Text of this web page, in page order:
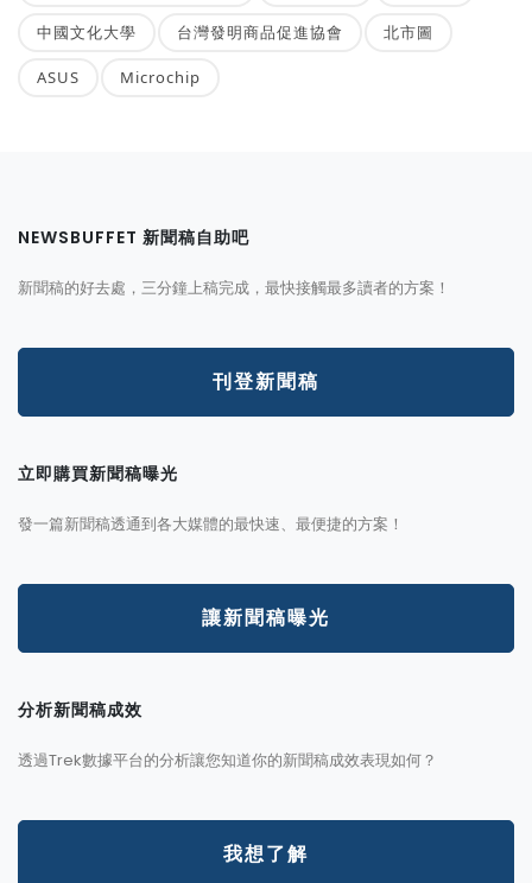
中國文化大學 台灣發明商品促進協會 北市圖
ASUS Microchip
NEWSBUFFET 新聞稿自助吧
新聞稿的好去處，三分鐘上稿完成，最快接觸最多讀者的方案！
刊登新聞稿
立即購買新聞稿曝光
發一篇新聞稿透通到各大媒體的最快速、最便捷的方案！
讓新聞稿曝光
分析新聞稿成效
透過Trek數據平台的分析讓您知道你的新聞稿成效表現如何？
我想了解